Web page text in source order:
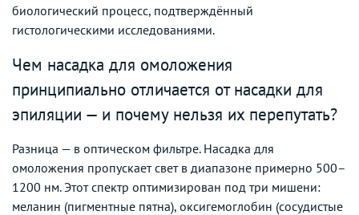
биологический процесс, подтверждённый
гистологическими исследованиями.
Чем насадка для омоложения
принципиально отличается от насадки для
эпиляции — и почему нельзя их перепутать?
Разница — в оптическом фильтре. Насадка для
омоложения пропускает свет в диапазоне примерно 500–
1200 нм. Этот спектр оптимизирован под три мишени:
меланин (пигментные пятна), оксигемоглобин (сосудистые